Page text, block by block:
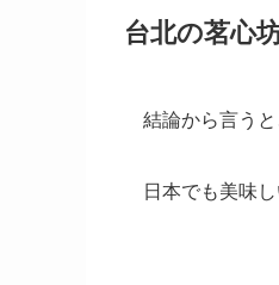
台北の茗心
結論から言う
日本でも美味